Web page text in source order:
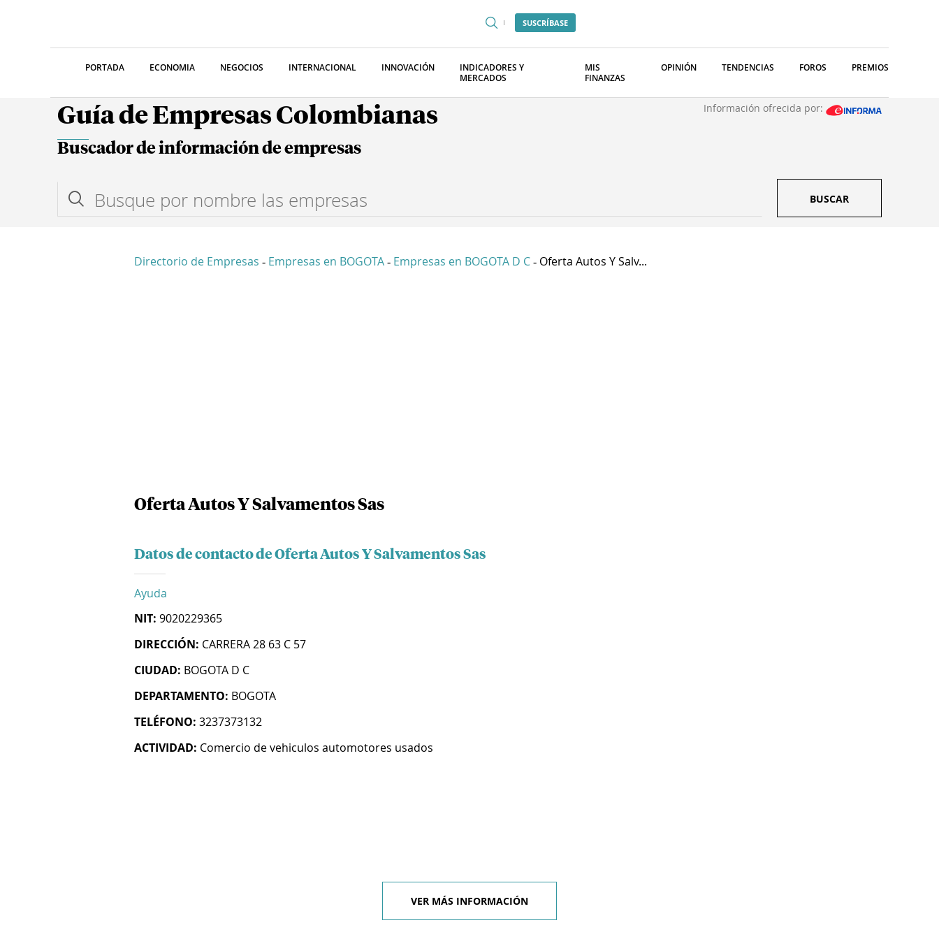
SUSCRÍBASE
PORTADA ECONOMIA NEGOCIOS INTERNACIONAL INNOVACIÓN
INDICADORES Y
MERCADOS
MIS
FINANZAS
OPINIÓN TENDENCIAS FOROS PREMIOS
Guía de Empresas Colombianas Información ofrecida por:
Buscador de información de empresas
BUSCAR
Directorio de Empresas - Empresas en BOGOTA - Empresas en BOGOTA D C - Oferta Autos Y Salv...
Oferta Autos Y Salvamentos Sas
Datos de contacto de Oferta Autos Y Salvamentos Sas
Ayuda
NIT: 9020229365
DIRECCIÓN: CARRERA 28 63 C 57
CIUDAD: BOGOTA D C
DEPARTAMENTO: BOGOTA
TELÉFONO: 3237373132
ACTIVIDAD: Comercio de vehiculos automotores usados
VER MÁS INFORMACIÓN